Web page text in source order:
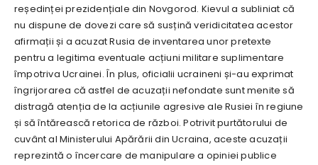
reședinței prezidențiale din Novgorod. Kievul a subliniat că
nu dispune de dovezi care să susțină veridicitatea acestor
afirmații și a acuzat Rusia de inventarea unor pretexte
pentru a legitima eventuale acțiuni militare suplimentare
împotriva Ucrainei. În plus, oficialii ucraineni și-au exprimat
îngrijorarea că astfel de acuzații nefondate sunt menite să
distragă atenția de la acțiunile agresive ale Rusiei în regiune
și să întărească retorica de război. Potrivit purtătorului de
cuvânt al Ministerului Apărării din Ucraina, aceste acuzații
reprezintă o încercare de manipulare a opiniei publice